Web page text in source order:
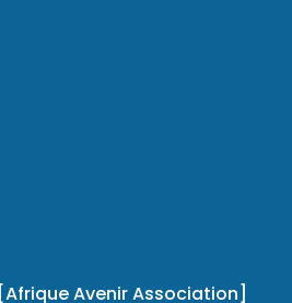
Avenir Association]